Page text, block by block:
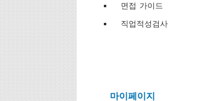
면접 가이드
직업적성검사
마이페이지